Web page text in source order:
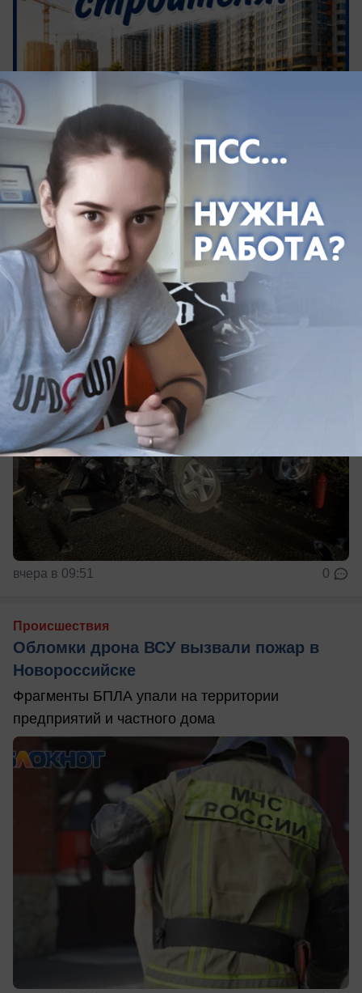
вчера в 10:45
Происшествия
Жуткое ДТП превратило машины в груду
металла и унесло жизни трёх человек на
Кубани
Авария произошла на дороге в Новокубанском
районе
вчера в 09:51 0
Происшествия
Обломки дрона ВСУ вызвали пожар в
Новороссийске
Фрагменты БПЛА упали на территории
предприятий и частного дома